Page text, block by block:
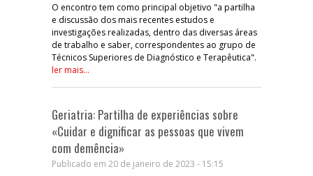
O encontro tem como principal objetivo "a partilha
e discussão dos mais recentes estudos e
investigações realizadas, dentro das diversas áreas
de trabalho e saber, correspondentes ao grupo de
Técnicos Superiores de Diagnóstico e Terapêutica".
ler mais...
Geriatria: Partilha de experiências sobre
«Cuidar e dignificar as pessoas que vivem
com demência»
Publicado em 20 de janeiro de 2023 - 15:15